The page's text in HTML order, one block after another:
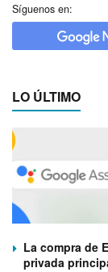
Síguenos en:
LO ÚLTIMO
La compra de
privada